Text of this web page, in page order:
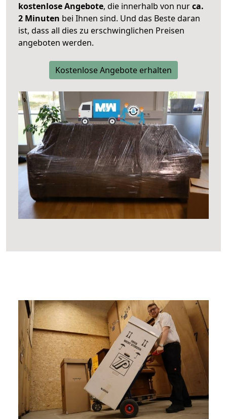
kostenlose Angebote, die innerhalb von nurca.
2 Minuten bei Ihnen sind. Und das Beste daran
ist, dass all dies zu erschwinglichen Preisen
angeboten werden.
Kostenlose Angebote erhalten